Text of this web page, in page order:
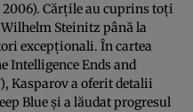
2006). Cărțile au cuprins toți
Steinitz până la
excepționali. În cartea
Intelligence Ends and
Kasparov a oferit detalii
Blue și a lăudat progresul